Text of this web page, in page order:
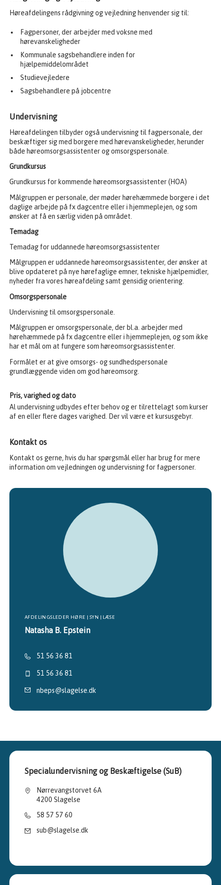
Høreafdelingens rådgivning og vejledning henvender sig til:
Fagpersoner, der arbejder med voksne med
hørevanskeligheder
Kommunale sagsbehandlere inden for
hjælpemiddelområdet
Studievejledere
Sagsbehandlere på jobcentre
Undervisning
Høreafdelingen tilbyder også undervisning til fagpersonale, der
beskæftiger sig med borgere med hørevanskeligheder, herunder
både høreomsorgsassistenter og omsorgspersonale.
Grundkursus
Grundkursus for kommende høreomsorgsassistenter (HOA)
Målgruppen er personale, der møder hørehæmmede borgere i det
daglige arbejde på fx dagcentre eller i hjemmeplejen, og som
ønsker at få en særlig viden på området.
Temadag
Temadag for uddannede høreomsorgsassistenter
Målgruppen er uddannede høreomsorgsassistenter, der ønsker at
blive opdateret på nye hørefaglige emner, tekniske hjælpemidler,
nyheder fra vores høreafdeling samt gensidig orientering.
Omsorgspersonale
Undervisning til omsorgspersonale.
Målgruppen er omsorgspersonale, der bl.a. arbejder med
hørehæmmede på fx dagcentre eller i hjemmeplejen, og som ikke
har et mål om at fungere som høreomsorgsassistenter.
Formålet er at give omsorgs- og sundhedspersonale
grundlæggende viden om god høreomsorg.
Pris, varighed og dato
Al undervisning udbydes efter behov og er tilrettelagt som kurser
af en eller flere dages varighed. Der vil være et kursusgebyr.
Kontakt os
Kontakt os gerne, hvis du har spørgsmål eller har brug for mere
information om vejledningen og undervisning for fagpersoner.
AFDELINGSLEDER HØRE | SYN | LÆSE
Natasha B. Epstein
51 56 36 81
51 56 36 81
nbeps@slagelse.dk
Specialundervisning og Beskæftigelse (SuB)
Nørrevangstorvet 6A
4200 Slagelse
58 57 57 60
sub@slagelse.dk